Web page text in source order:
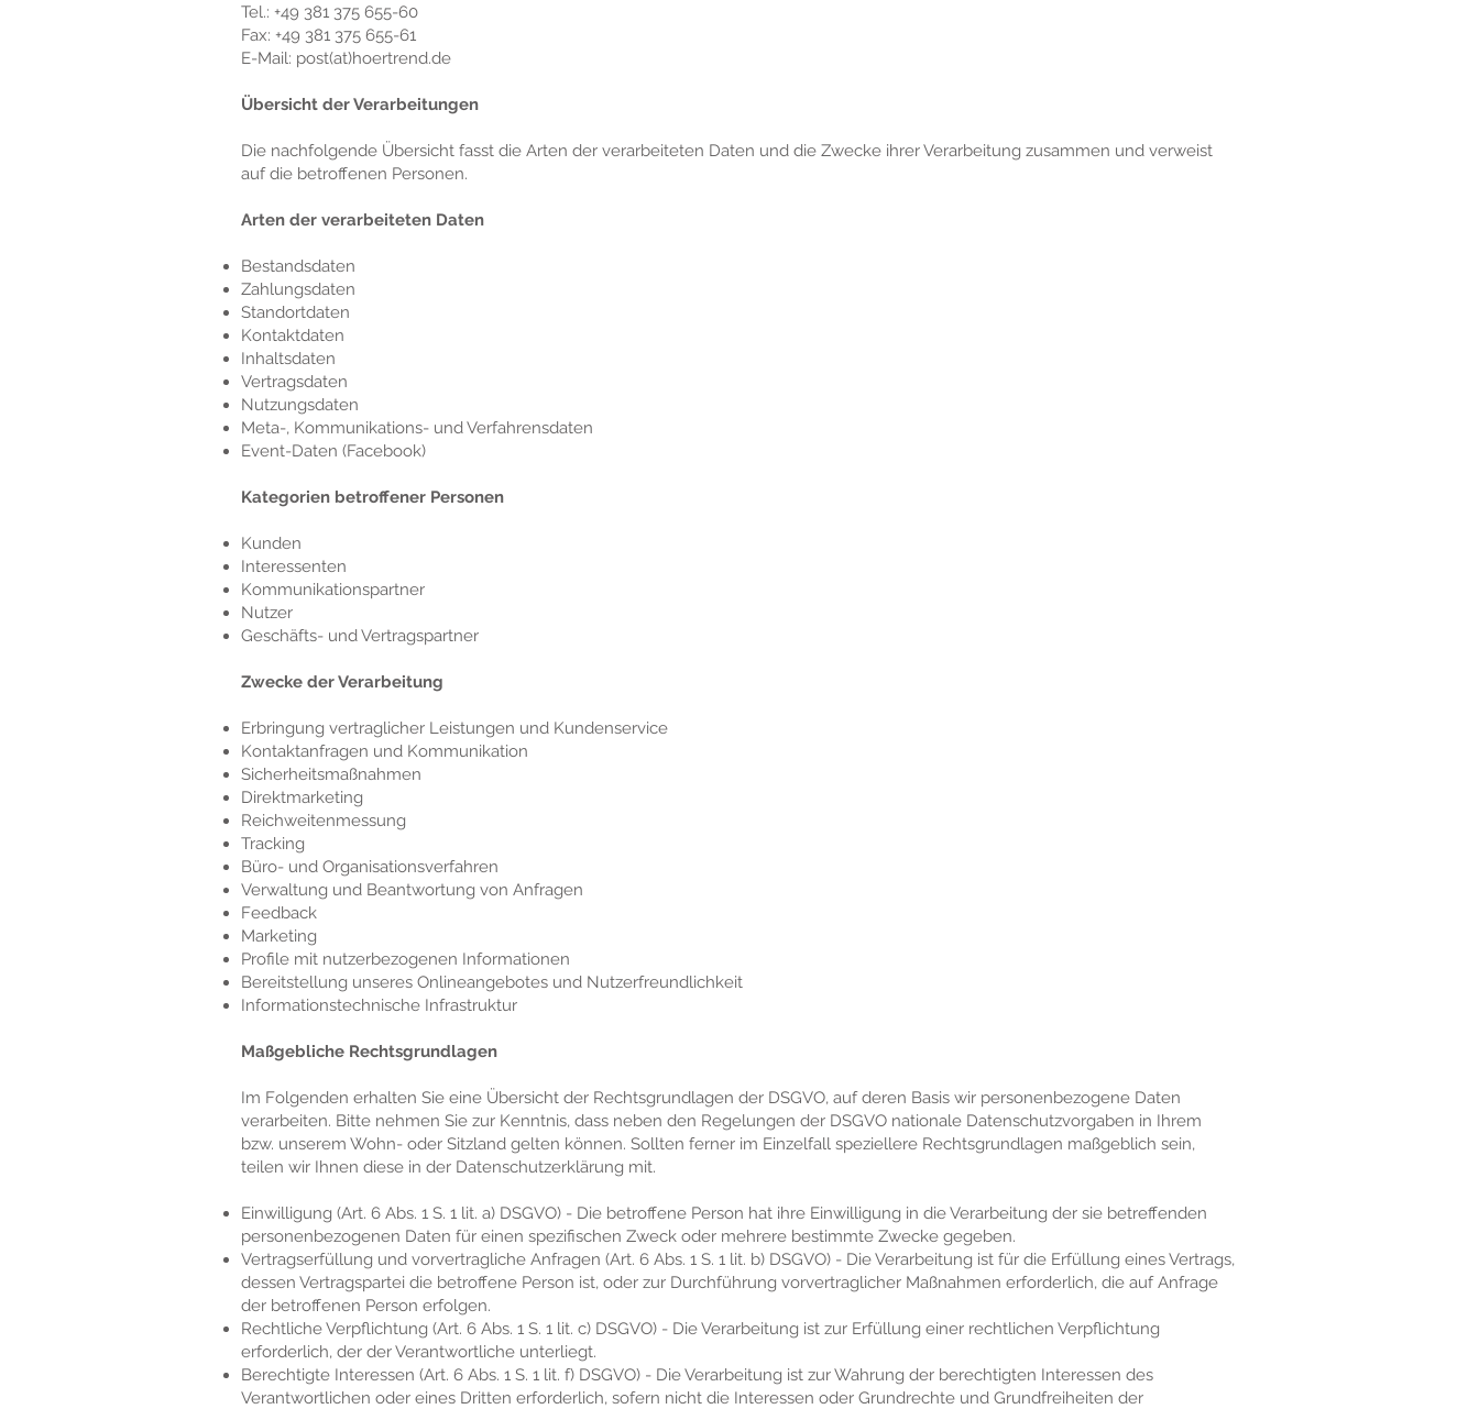
Tel.: +49 381 375 655-60
Fax: +49 381 375 655-61
E-Mail: post(at)hoertrend.de
Übersicht der Verarbeitungen
Die nachfolgende Übersicht fasst die Arten der verarbeiteten Daten und die Zwecke ihrer Verarbeitung zusammen und verweist
auf die betroffenen Personen.
Arten der verarbeiteten Daten
Bestandsdaten
Zahlungsdaten
Standortdaten
Kontaktdaten
Inhaltsdaten
Vertragsdaten
Nutzungsdaten
Meta-, Kommunikations- und Verfahrensdaten
Event-Daten (Facebook)
Kategorien betroffener Personen
Kunden
Interessenten
Kommunikationspartner
Nutzer
Geschäfts- und Vertragspartner
Zwecke der Verarbeitung
Erbringung vertraglicher Leistungen und Kundenservice
Kontaktanfragen und Kommunikation
Sicherheitsmaßnahmen
Direktmarketing
Reichweitenmessung
Tracking
Büro- und Organisationsverfahren
Verwaltung und Beantwortung von Anfragen
Feedback
Marketing
Profile mit nutzerbezogenen Informationen
Bereitstellung unseres Onlineangebotes und Nutzerfreundlichkeit
Informationstechnische Infrastruktur
Maßgebliche Rechtsgrundlagen
Im Folgenden erhalten Sie eine Übersicht der Rechtsgrundlagen der DSGVO, auf deren Basis wir personenbezogene Daten
verarbeiten. Bitte nehmen Sie zur Kenntnis, dass neben den Regelungen der DSGVO nationale Datenschutzvorgaben in Ihrem
bzw. unserem Wohn- oder Sitzland gelten können. Sollten ferner im Einzelfall speziellere Rechtsgrundlagen maßgeblich sein,
teilen wir Ihnen diese in der Datenschutzerklärung mit.
Einwilligung (Art. 6 Abs. 1 S. 1 lit. a) DSGVO) - Die betroffene Person hat ihre Einwilligung in die Verarbeitung der sie betreffenden
personenbezogenen Daten für einen spezifischen Zweck oder mehrere bestimmte Zwecke gegeben.
Vertragserfüllung und vorvertragliche Anfragen (Art. 6 Abs. 1 S. 1 lit. b) DSGVO) - Die Verarbeitung ist für die Erfüllung eines Vertrags,
dessen Vertragspartei die betroffene Person ist, oder zur Durchführung vorvertraglicher Maßnahmen erforderlich, die auf Anfrage
der betroffenen Person erfolgen.
Rechtliche Verpflichtung (Art. 6 Abs. 1 S. 1 lit. c) DSGVO) - Die Verarbeitung ist zur Erfüllung einer rechtlichen Verpflichtung
erforderlich, der der Verantwortliche unterliegt.
Berechtigte Interessen (Art. 6 Abs. 1 S. 1 lit. f) DSGVO) - Die Verarbeitung ist zur Wahrung der berechtigten Interessen des
Verantwortlichen oder eines Dritten erforderlich, sofern nicht die Interessen oder Grundrechte und Grundfreiheiten der